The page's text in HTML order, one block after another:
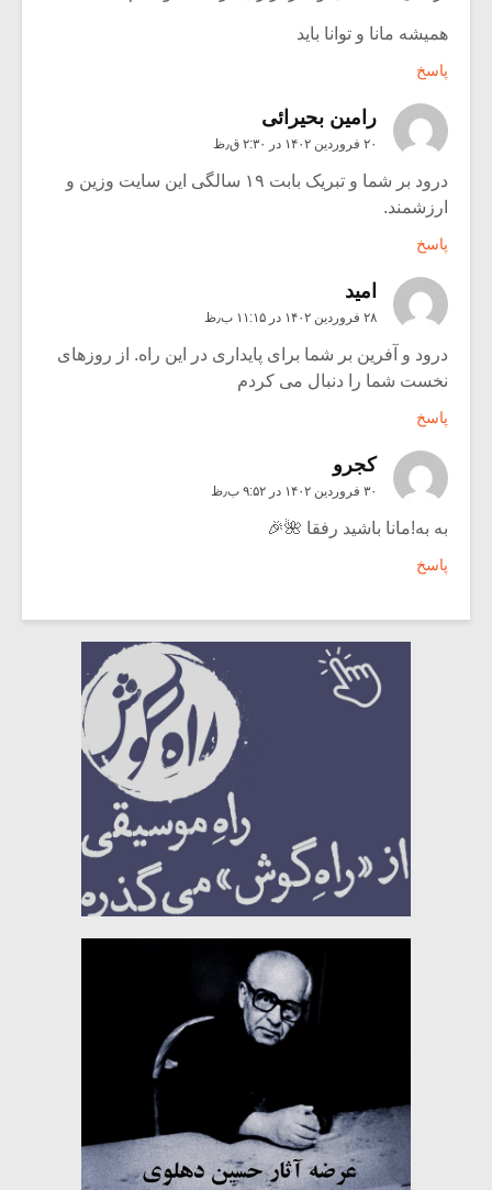
همیشه مانا و توانا باید
پاسخ
رامین بحیرائی
۲۰ فروردین ۱۴۰۲ در ۲:۳۰ ق٫ظ
درود بر شما و تبریک بابت ۱۹ سالگی این سایت وزین و
ارزشمند.
پاسخ
امید
۲۸ فروردین ۱۴۰۲ در ۱۱:۱۵ ب٫ظ
درود و آفرین بر شما برای پایداری در این راه. از روزهای
نخست شما را دنبال می کردم
پاسخ
کجرو
۳۰ فروردین ۱۴۰۲ در ۹:۵۲ ب٫ظ
به به!مانا باشید رفقا 🌺🎉
پاسخ